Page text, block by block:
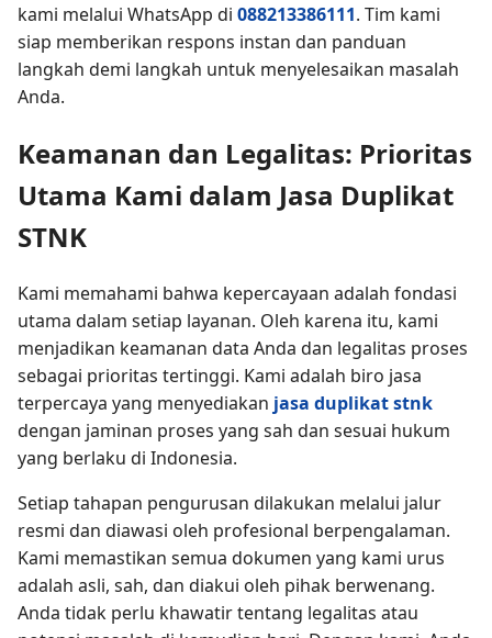
kami melalui WhatsApp di 088213386111. Tim kami
siap memberikan respons instan dan panduan
langkah demi langkah untuk menyelesaikan masalah
Anda.
Keamanan dan Legalitas: Prioritas
Utama Kami dalam Jasa Duplikat
STNK
Kami memahami bahwa kepercayaan adalah fondasi
utama dalam setiap layanan. Oleh karena itu, kami
menjadikan keamanan data Anda dan legalitas proses
sebagai prioritas tertinggi. Kami adalah biro jasa
terpercaya yang menyediakan jasa duplikat stnk
dengan jaminan proses yang sah dan sesuai hukum
yang berlaku di Indonesia.
Setiap tahapan pengurusan dilakukan melalui jalur
resmi dan diawasi oleh profesional berpengalaman.
Kami memastikan semua dokumen yang kami urus
adalah asli, sah, dan diakui oleh pihak berwenang.
Anda tidak perlu khawatir tentang legalitas atau